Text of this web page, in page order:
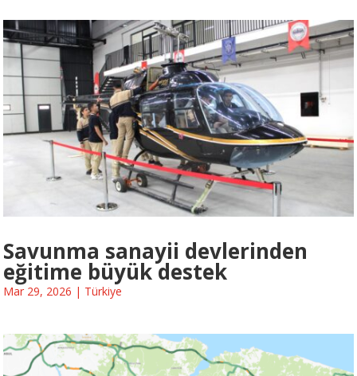
Savunma sanayii devlerinden
eğitime büyük destek
Mar 29, 2026 | Türkiye